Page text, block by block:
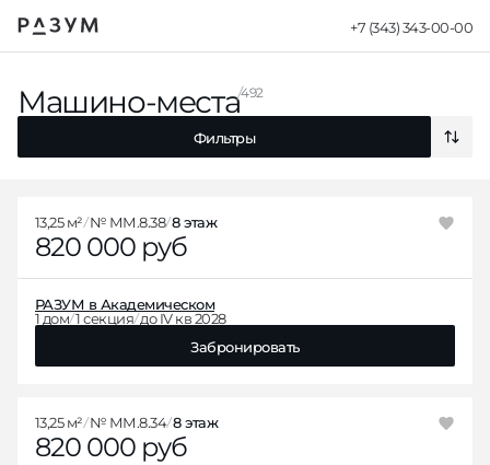
+7 (343) 343-00-00
Razum -
Машино-места492
Фильтры
Фильтры
820 000 руб
13,25 м² № ММ.8.38 8 этаж
РАЗУМ в Академическом
1 дом 1 секция до IV кв 2028
Забронировать
820 000 руб
13,25 м² № ММ.8.34 8 этаж